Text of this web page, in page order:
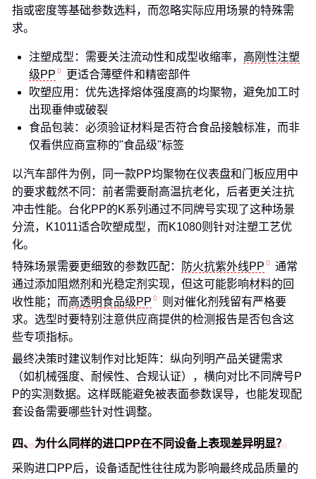
指或密度等基础参数选料，而忽略实际应用场景的特殊需
求。
注塑成型：需要关注流动性和成型收缩率， 高刚性注塑
级PP
更适合薄壁件和精密部件
吹塑应用：优先选择熔体强度高的均聚物，避免加工时
出现垂伸或破裂
食品包装：必须验证材料是否符合食品接触标准，而非
仅看供应商宣称的"食品级"标签
以汽车部件为例，同一款PP均聚物在仪表盘和门板应用中
的要求截然不同：前者需要耐高温抗老化，后者更关注抗
冲击性能。台化PP的K系列通过不同牌号实现了这种场景
分流，K1011适合吹塑成型，而K1080则针对注塑工艺优
化。
特殊场景需要更细致的参数匹配：
防火抗紫外线PP
通常
通过添加阻燃剂和光稳定剂实现，但这可能影响材料的回
收性能；而高透明食品级PP
则对催化剂残留有严格要
求。选型时要特别注意供应商提供的检测报告是否包含这
些专项指标。
最终决策时建议制作对比矩阵：纵向列明产品关键需求
（如机械强度、耐候性、合规认证），横向对比不同牌号P
P的实测数据。这样既能避免被表面参数误导，也能发现配
套设备需要哪些针对性调整。
四、为什么同样的进口PP在不同设备上表现差异明显？
采购进口PP后，设备适配性往往成为影响最终成品质量的